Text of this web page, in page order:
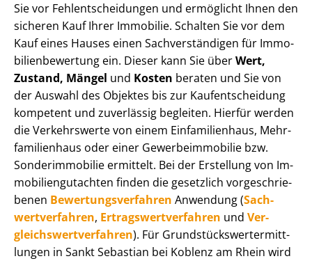
Sie vor Fehl­ent­schei­dun­gen und ermöglicht Ihnen den
sicheren Kauf Ihrer Immobilie. Schalten Sie vor dem
Kauf eines Hauses einen Sach­ver­stän­di­gen für Im­mo­
bi­li­en­be­wer­tung ein. Dieser kann Sie überWert,
Zustand, Mängel und Kosten beraten und Sie von
der Auswahl des Objektes bis zur Kauf­ent­schei­dung
kompetent und zuverlässig begleiten. Hierfür werden
die Verkehrswerte von einem Einfamilienhaus, Mehr­
fa­mi­li­en­haus oder einer Ge­wer­be­im­mo­bi­lie bzw.
Sonderimmobilie ermittelt. Bei der Erstellung von Im­
mo­bi­li­en­gut­ach­ten finden die gesetzlich vor­ge­schrie­
be­nen Be­wer­tungs­ver­fah­ren Anwendung (Sach­
wert­ver­fah­ren, Er­trags­wert­ver­fah­ren und Ver­
gleichs­wert­ver­fah­ren). Für Grund­stücks­wert­ermitt­
lun­gen in Sankt Sebastian bei Koblenz am Rhein wird